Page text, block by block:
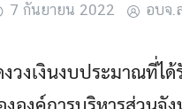
7 กันยายน 2022 อบจ.
งวงเงินงบประมาณที่ไ
งองค์การบริหารส่วนจั